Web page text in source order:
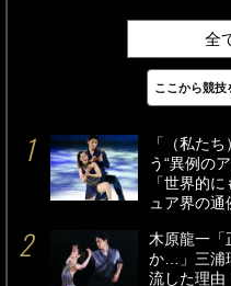
全
最新
「（私た
う“異例の
「世界的
ュア界の通
木原龍一「
か…」三浦
流した理由
ここから競技